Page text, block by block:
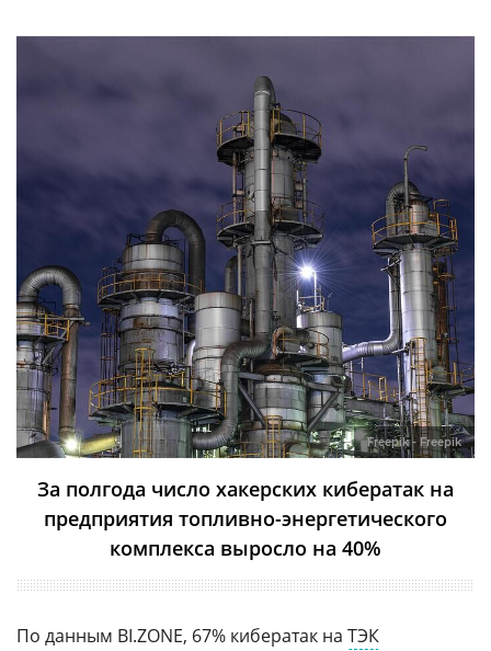
Freepik - Freepik
За полгода число хакерских кибератак на
предприятия топливно-энергетического
комплекса выросло на 40%
По данным BI.ZONE, 67% кибератак на ТЭК